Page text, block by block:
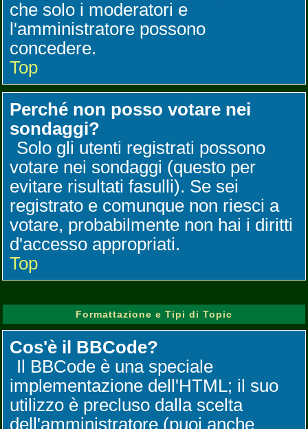
che solo i moderatori e
l'amministratore possono
concedere.
Top
Perché non posso votare nei
sondaggi?
Solo gli utenti registrati possono
votare nei sondaggi (questo per
evitare risultati fasulli). Se sei
registrato e comunque non riesci a
votare, probabilmente non hai i diritti
d'accesso appropriati.
Top
Formattazione e Tipi di Topic
Cos'è il BBCode?
Il BBCode è una speciale
implementazione dell'HTML; il suo
utilizzo è precluso dalla scelta
dell'amministratore (puoi anche